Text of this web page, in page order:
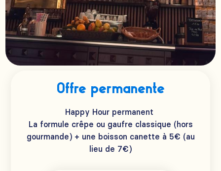
Offre permanente
Happy Hour permanent
La formule crêpe ou gaufre classique (hors
gourmande) + une boisson canette à 5€ (au
lieu de 7€)